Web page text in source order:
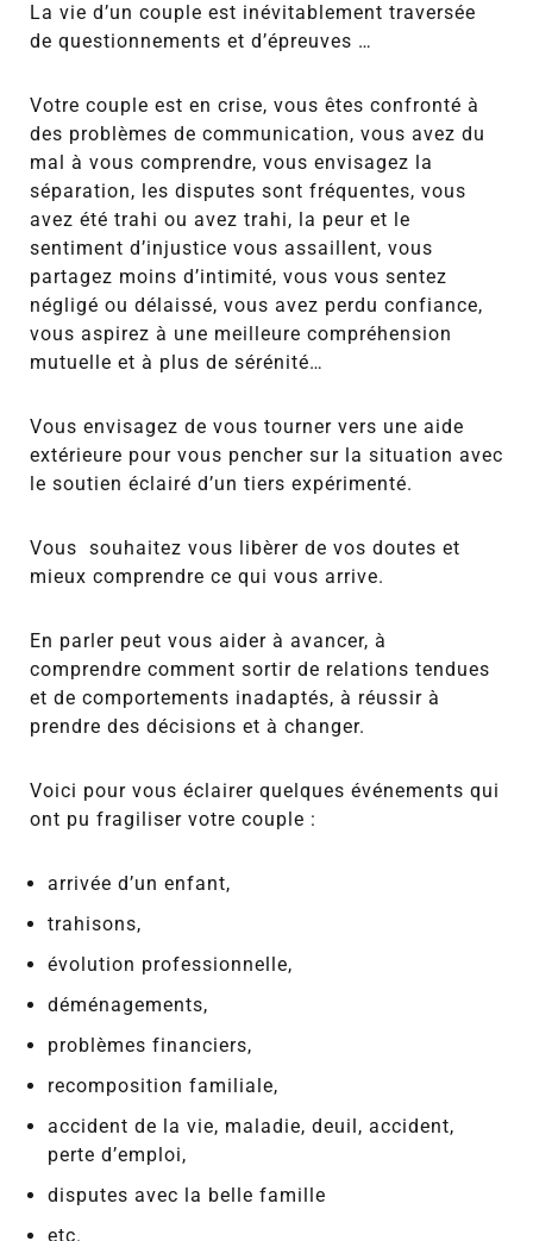
La vie d’un couple est inévitablement traversée
de questionnements et d’épreuves …
Votre couple est en crise, vous êtes confronté à
des problèmes de communication, vous avez du
mal à vous comprendre, vous envisagez la
séparation, les disputes sont fréquentes, vous
avez été trahi ou avez trahi, la peur et le
sentiment d’injustice vous assaillent, vous
partagez moins d’intimité, vous vous sentez
négligé ou délaissé, vous avez perdu confiance,
vous aspirez à une meilleure compréhension
mutuelle et à plus de sérénité…
Vous envisagez de vous tourner vers une aide
extérieure pour vous pencher sur la situation avec
le soutien éclairé d’un tiers expérimenté.
Vous souhaitez vous libèrer de vos doutes et
mieux comprendre ce qui vous arrive.
En parler peut vous aider à avancer, à
comprendre comment sortir de relations tendues
et de comportements inadaptés, à réussir à
prendre des décisions et à changer.
Voici pour vous éclairer quelques événements qui
ont pu fragiliser votre couple :
arrivée d’un enfant,
trahisons,
évolution professionnelle,
déménagements,
problèmes financiers,
recomposition familiale,
accident de la vie, maladie, deuil, accident,
perte d’emploi,
disputes avec la belle famille
etc.